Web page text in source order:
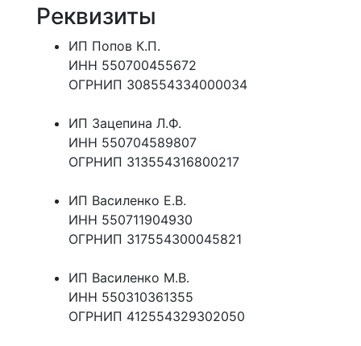
Реквизиты
ИП Попов К.П.
ИНН 550700455672
ОГРНИП 308554334000034
ИП Зацепина Л.Ф.
ИНН 550704589807
ОГРНИП 313554316800217
ИП Василенко Е.В.
ИНН 550711904930
ОГРНИП 317554300045821
ИП Василенко М.В.
ИНН 550310361355
ОГРНИП 412554329302050